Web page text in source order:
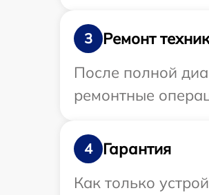
3
Ремонт
После полной
ремонтные
4
Гарантия
Как только